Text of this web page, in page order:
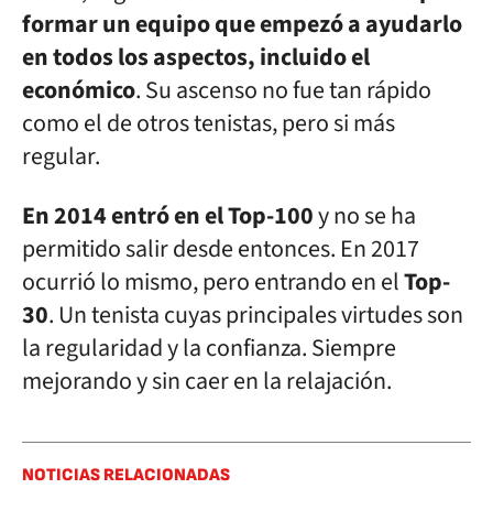
formar un equipo que empezó a ayudarlo
en todos los aspectos, incluido el
económico. Su ascenso no fue tan rápido
como el de otros tenistas, pero si más
regular.
En 2014 entró en el Top-100y no se ha
permitido salir desde entonces. En 2017
ocurrió lo mismo, pero entrando en elTop-
30. Un tenista cuyas principales virtudes son
la regularidad y la confianza. Siempre
mejorando y sin caer en la relajación.
NOTICIAS RELACIONADAS